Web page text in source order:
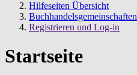
Hilfeseiten Übersicht
Buchhandelsgemeinschaften
Registrieren und Log-in
Startseite